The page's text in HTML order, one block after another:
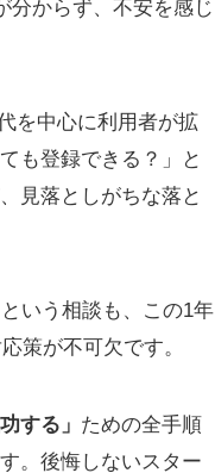
分からず、不安を感じ
を中心に利用者が拡
も登録できる？」と
見落としがちな落と
という相談も、この1年
策が不可欠です。
する」 ための全手順
。後悔しないスター